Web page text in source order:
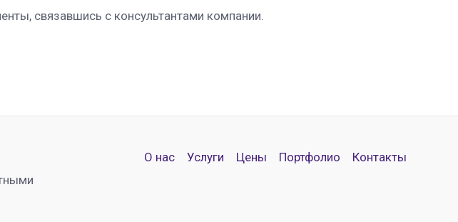
связавшись с консультантами компании.
О нас Услуги Цены Портфолио Контакты